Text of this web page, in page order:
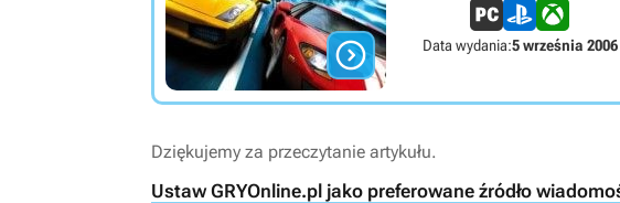
 Data wydania:5 września 2006
Dziękujemy za przeczytanie artykułu.
Ustaw GRYOnline.pl jako preferowane źródło